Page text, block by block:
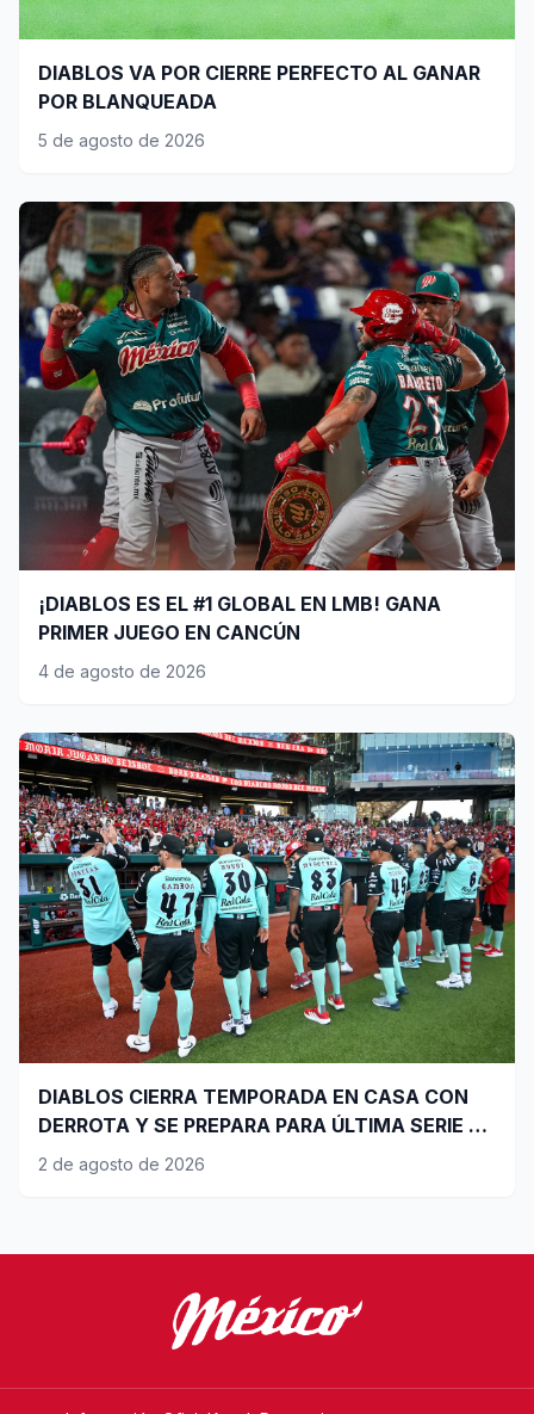
DIABLOS VA POR CIERRE PERFECTO AL GANAR
POR BLANQUEADA
5 de agosto de 2026
¡DIABLOS ES EL #1 GLOBAL EN LMB! GANA
PRIMER JUEGO EN CANCÚN
4 de agosto de 2026
DIABLOS CIERRA TEMPORADA EN CASA CON
DERROTA Y SE PREPARA PARA ÚLTIMA SERIE DE
PLAYOFFS
2 de agosto de 2026